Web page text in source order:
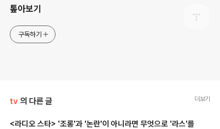
톺아보기
구독하기
tv 의 다른 글 더보기
<라디오 스타> '조롱'과 '논란'이 아니라면 무엇으로 '라스'를